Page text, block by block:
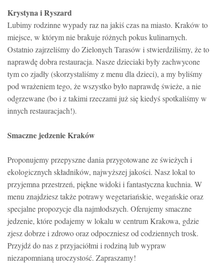
Krystyna i Ryszard
Lubimy rodzinne wypady raz na jakiś czas na miasto. Kraków to
miejsce, w którym nie brakuje różnych pokus kulinarnych.
Ostatnio zajrzeliśmy do Zielonych Tarasów i stwierdziliśmy, że to
naprawdę dobra restauracja. Nasze dzieciaki były zachwycone
tym co zjadły (skorzystaliśmy z menu dla dzieci), a my byliśmy
pod wrażeniem tego, że wszystko było naprawdę świeże, a nie
odgrzewane (bo i z takimi rzeczami już się kiedyś spotkaliśmy w
innych restauracjach!).
Smaczne jedzenie Kraków
Proponujemy przepyszne dania przygotowane ze świeżych i
ekologicznych składników, najwyższej jakości. Nasz lokal to
przyjemna przestrzeń, piękne widoki i fantastyczna kuchnia. W
menu znajdziesz także potrawy wegetariańskie, wegańskie oraz
specjalne propozycje dla najmłodszych. Oferujemy smaczne
jedzenie, które podajemy w lokalu w centrum Krakowa, gdzie
zjesz dobrze i zdrowo oraz odpoczniesz od codziennych trosk.
Przyjdź do nas z przyjaciółmi i rodziną lub wypraw
niezapomnianą uroczystość. Zapraszamy!